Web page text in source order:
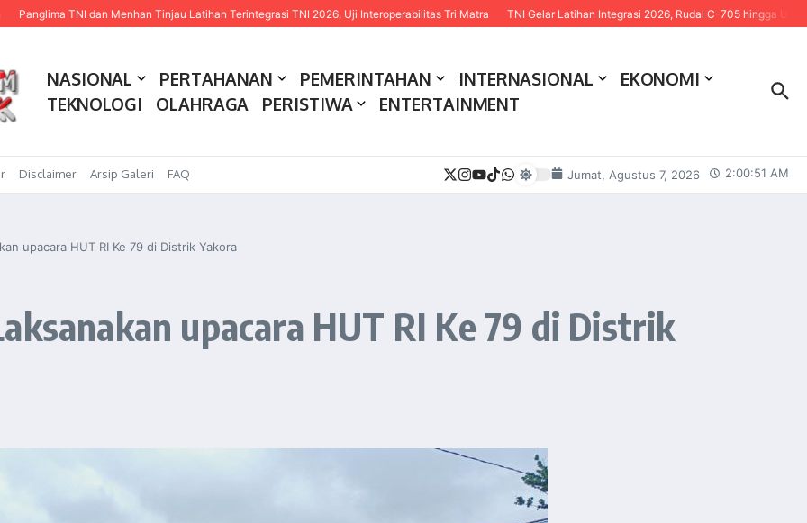
TNI dan Menhan Tinjau Latihan Terintegrasi TNI 2026, Uji Interoperabilitas Tri Matra TNI Gelar Latihan Integrasi 2026, Rudal C-705 hingga USV Kamikaze
NASIONAL PERTAHANAN PEMERINTAHAN INTERNASIONAL
EKONOMI
TEKNOLOGI
OLAHRAGA PERISTIWA ENTERTAINMENT
Disclaimer Arsip Galeri FAQ Jumat, Agustus 7, 2026 2:00:52 AM
upacara HUT RI Ke 79 di Distrik Yakora
upacara HUT RI Ke 79 di Distrik